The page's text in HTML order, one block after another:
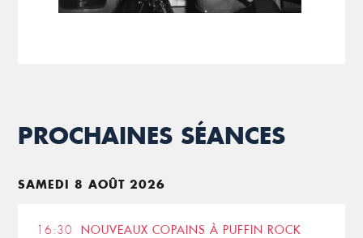
PROCHAINES SÉANCES
SAMEDI 8 AOÛT 2026
16:30 NOUVEAUX COPAINS À PUFFIN ROCK